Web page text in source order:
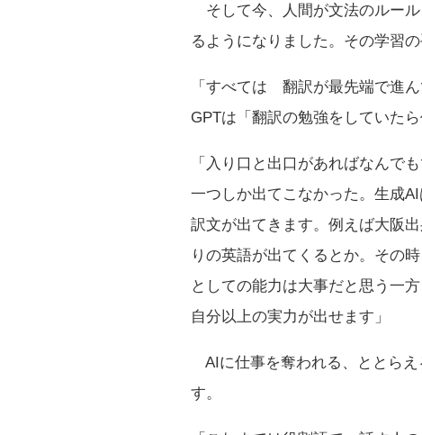
そして今、人間が文法のルー
るようになりました。その学習
「すべては 翻訳が最先端で進
GPTは「翻訳の勉強をしていた
「入り口と出口があればなんで
一つしか出てこなかった。生成
訳文が出てきます。例えば大阪
りの英語が出てくるとか。その
としての能力は大事だと思う一
自分以上の実力が出せます」
AIに仕事を奪われる、ととら
す。